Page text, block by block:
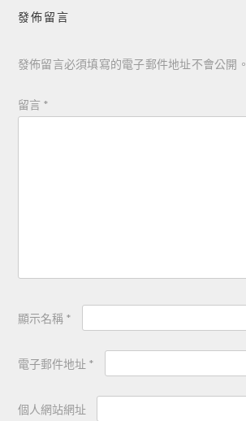
發佈留言
發佈留言必須填寫的電子郵件地址不會公開。
留言 *
顯示名稱 *
電子郵件地址 *
個人網站網址